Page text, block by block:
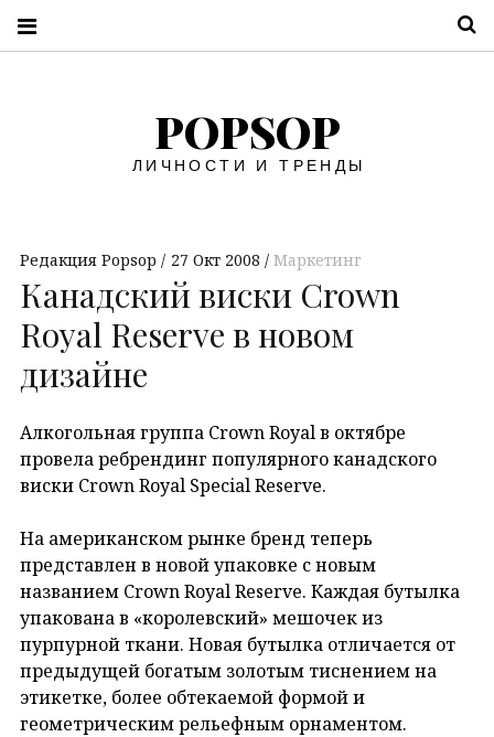
POPSOP
ЛИЧНОСТИ И ТРЕНДЫ
Редакция Popsop 27 Окт 2008 Маркетинг
Канадский виски Crown
Royal Reserve в новом
дизайне
Алкогольная группа Crown Royal в октябре
провела ребрендинг популярного канадского
виски Crown Royal Special Reserve.
На американском рынке бренд теперь
представлен в новой упаковке с новым
названием Crown Royal Reserve. Каждая бутылка
упакована в «королевский» мешочек из
пурпурной ткани. Новая бутылка отличается от
предыдущей богатым золотым тиснением на
этикетке, более обтекаемой формой и
геометрическим рельефным орнаментом.